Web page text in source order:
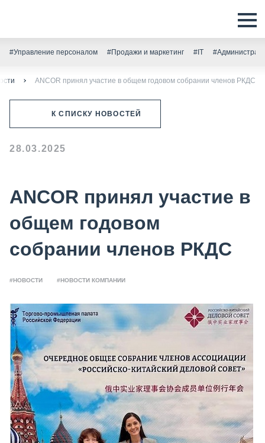
#Управление персоналом #Продажи и маркетинг #IT
ANCOR принял участие в общем годовом собрании членов РКДС
К СПИСКУ НОВОСТЕЙ
28.03.2025
ANCOR принял участие в
общем годовом
собрании членов РКДС
#НОВОСТИ #НОВОСТИ КОМПАНИИ